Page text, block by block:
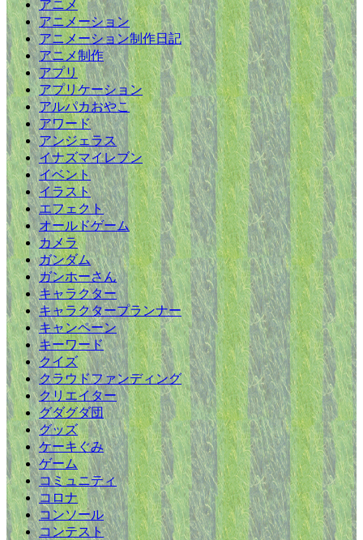
アニメ
アニメーション
アニメーション制作日記
アニメ制作
アプリ
アプリケーション
アルパカおやこ
アワード
アンジェラス
イナズマイレブン
イベント
イラスト
エフェクト
オールドゲーム
カメラ
ガンダム
ガンホーさん
キャラクター
キャラクタープランナー
キャンペーン
キーワード
クイズ
クラウドファンディング
クリエイター
グダグダ団
グッズ
ケーキぐみ
ゲーム
コミュニティ
コロナ
コンソール
コンテスト